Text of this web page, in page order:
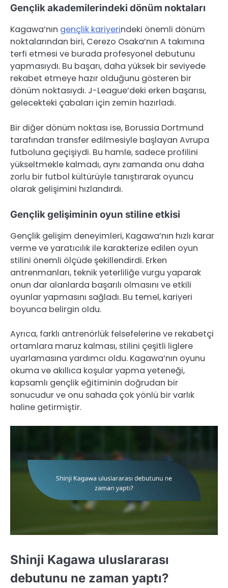
Gençlik akademilerindeki dönüm noktaları
Kagawa’nın gençlik kariyerindeki önemli dönüm
noktalarından biri, Cerezo Osaka’nın A takımına
terfi etmesi ve burada profesyonel debutunu
yapmasıydı. Bu başarı, daha yüksek bir seviyede
rekabet etmeye hazır olduğunu gösteren bir
dönüm noktasıydı. J-League’deki erken başarısı,
gelecekteki çabaları için zemin hazırladı.
Bir diğer dönüm noktası ise, Borussia Dortmund
tarafından transfer edilmesiyle başlayan Avrupa
futboluna geçişiydi. Bu hamle, sadece profilini
yükseltmekle kalmadı, aynı zamanda onu daha
zorlu bir futbol kültürüyle tanıştırarak oyuncu
olarak gelişimini hızlandırdı.
Gençlik gelişiminin oyun stiline etkisi
Gençlik gelişim deneyimleri, Kagawa’nın hızlı karar
verme ve yaratıcılık ile karakterize edilen oyun
stilini önemli ölçüde şekillendirdi. Erken
antrenmanları, teknik yeterliliğe vurgu yaparak
onun dar alanlarda başarılı olmasını ve etkili
oyunlar yapmasını sağladı. Bu temel, kariyeri
boyunca belirgin oldu.
Ayrıca, farklı antrenörlük felsefelerine ve rekabetçi
ortamlara maruz kalması, stilini çeşitli liglere
uyarlamasına yardımcı oldu. Kagawa’nın oyunu
okuma ve akıllıca koşular yapma yeteneği,
kapsamlı gençlik eğitiminin doğrudan bir
sonucudur ve onu sahada çok yönlü bir varlık
haline getirmiştir.
Shinji Kagawa uluslararası
debutunu ne zaman yaptı?